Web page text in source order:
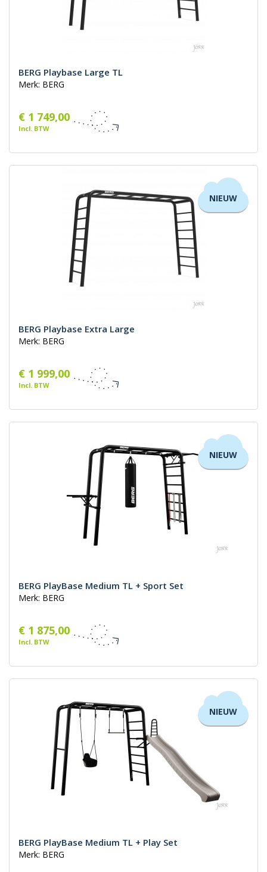
BERG Playbase Large TL
Merk: BERG
€ 1 749,00
Incl. BTW
NIEUW
BERG Playbase Extra Large
Merk: BERG
€ 1 999,00
Incl. BTW
NIEUW
BERG PlayBase Medium TL + Sport Set
Merk: BERG
€ 1 875,00
Incl. BTW
NIEUW
BERG PlayBase Medium TL + Play Set
Merk: BERG